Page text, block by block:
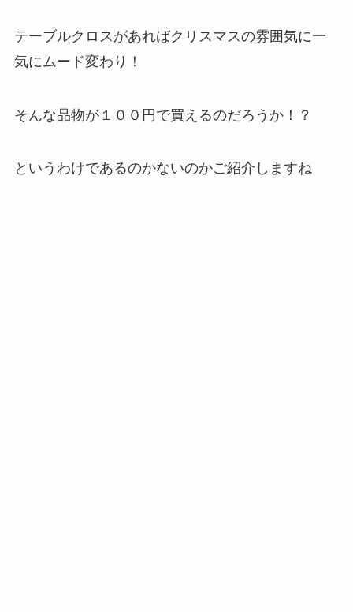
テーブルクロスがあればクリスマスの雰囲気に一
気にムード変わり！
そんな品物が１００円で買えるのだろうか！？
というわけであるのかないのかご紹介しますね